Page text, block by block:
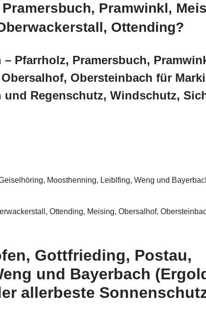
Pramwinkl,
Ottending?
Pfarrholz, Pramersbuch,
Obersteinbach für
Regenschutz, Windschutz,
Moosthenning, Leiblfing, Weng und
Ottending, Meising, Obersalhof,
Gottfrieding, Postau,
und Bayerbach
allerbeste